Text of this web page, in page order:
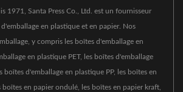
1971, Santa Press Co., Ltd. est un fournisseur
en plastique et en papier. Nos
y compris les boîtes d'emballage en
en plastique PET, les boîtes d'emballage
boîtes d'emballage en plastique PP, les boîtes en
en papier ondulé, les boîtes en papier kraft,